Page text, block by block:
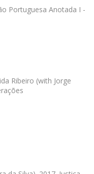
Portuguesa Anotada I -
Ribeiro (with Jorge